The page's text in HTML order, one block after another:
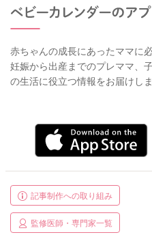
赤ちゃんの成長にあったママに
妊娠から出産までのプレママ、
の生活に役立つ情報をお届けしま
記事制作への取り組み
監修医師・専門家一覧